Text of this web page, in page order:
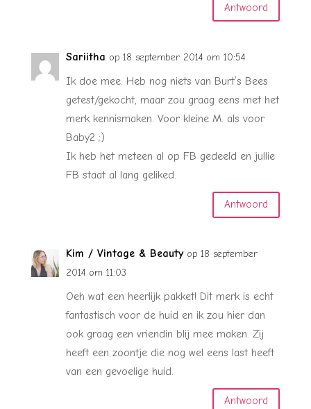
Antwoord
Sariitha op 18 september 2014 om 10:54
Ik doe mee. Heb nog niets van Burt’s Bees
getest/gekocht, maar zou graag eens met het
merk kennismaken. Voor kleine M. als voor
Baby2 ;)
Ik heb het meteen al op FB gedeeld en jullie
FB staat al lang geliked.
Antwoord
Kim / Vintage & Beauty op 18 september
2014 om 11:03
Oeh wat een heerlijk pakket! Dit merk is echt
fantastisch voor de huid en ik zou hier dan
ook graag een vriendin blij mee maken. Zij
heeft een zoontje die nog wel eens last heeft
van een gevoelige huid.
Antwoord